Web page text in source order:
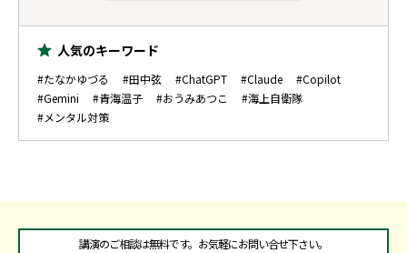
人気のキーワード
#たなかゆづる #田中弦 #ChatGPT #Claude
#Copilot
#Gemini
#青海温子 #おうみあつこ
#海上自衛隊
#メンタル対策
講演のご相談は無料です。お気軽にお問い合せ下さい。